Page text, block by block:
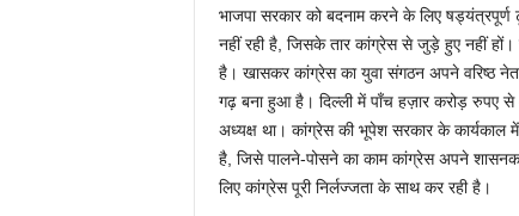
भाजपा सरकार को बदनाम करने के लिए षड्यंत्रपूर्ण
नहीं रही है, जिसके तार कांग्रेस से जुड़े हुए नहीं
है। खासकर कांग्रेस का युवा संगठन अपने वरिष्ठ
गढ़ बना हुआ है। दिल्ली में पाँच हज़ार करोड़ रुपए
अध्यक्ष था। कांग्रेस की भूपेश सरकार के कार्यकाल
है, जिसे पालने-पोसने का काम कांग्रेस अपने
लिए कांग्रेस पूरी निर्लज्जता के साथ कर रही है।